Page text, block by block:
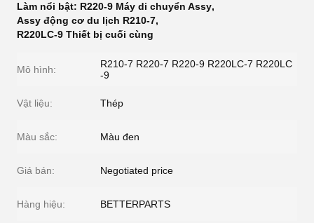
Làm nổi bật: R220-9 Máy di chuyển Assy,
Assy động cơ du lịch R210-7,
R220LC-9 Thiết bị cuối cùng
Mô hình:
R210-7 R220-7 R220-9 R220LC-7 R220LC
-9
Vật liệu: Thép
Màu sắc: Màu đen
Giá bán: Negotiated price
Hàng hiệu: BETTERPARTS